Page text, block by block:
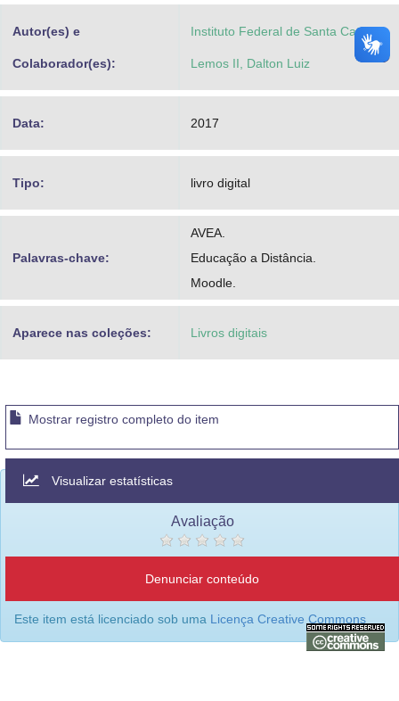
Autor(es) e
Colaborador(es):
Instituto Federal de Santa Catarina
Lemos II, Dalton Luiz
Data: 2017
Tipo: livro digital
Palavras-chave:
AVEA.
Educação a Distância.
Moodle.
Aparece nas coleções: Livros digitais
Mostrar registro completo do item
Visualizar estatísticas
Avaliação
Denunciar conteúdo
Este item está licenciado sob uma Licença Creative Commons